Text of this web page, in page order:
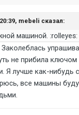
mebeli сказал:
машиной. :rolleyes:
не прибила ключом
Я лучше как-нибудь
все машины